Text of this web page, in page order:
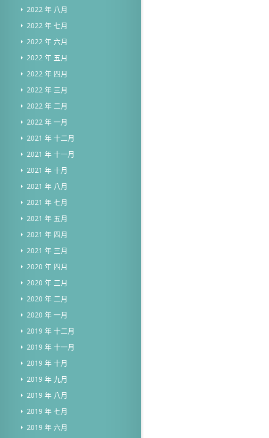
2022 年 八月
2022 年 七月
2022 年 六月
2022 年 五月
2022 年 四月
2022 年 三月
2022 年 二月
2022 年 一月
2021 年 十二月
2021 年 十一月
2021 年 十月
2021 年 八月
2021 年 七月
2021 年 五月
2021 年 四月
2021 年 三月
2020 年 四月
2020 年 三月
2020 年 二月
2020 年 一月
2019 年 十二月
2019 年 十一月
2019 年 十月
2019 年 九月
2019 年 八月
2019 年 七月
2019 年 六月